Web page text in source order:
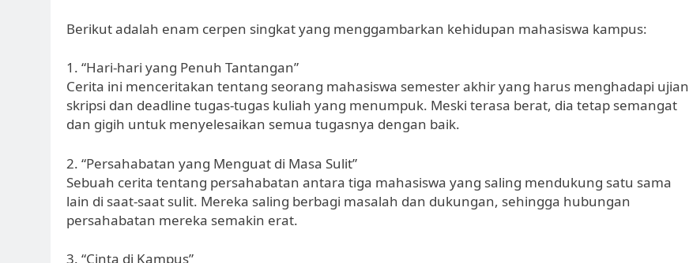
Berikut adalah enam cerpen singkat yang menggambarkan kehidupan mahasiswa kampus:
1. “Hari-hari yang Penuh Tantangan”
Cerita ini menceritakan tentang seorang mahasiswa semester akhir yang harus menghadapi ujian
skripsi dan deadline tugas-tugas kuliah yang menumpuk. Meski terasa berat, dia tetap semangat
dan gigih untuk menyelesaikan semua tugasnya dengan baik.
2. “Persahabatan yang Menguat di Masa Sulit”
Sebuah cerita tentang persahabatan antara tiga mahasiswa yang saling mendukung satu sama
lain di saat-saat sulit. Mereka saling berbagi masalah dan dukungan, sehingga hubungan
persahabatan mereka semakin erat.
3. “Cinta di Kampus”